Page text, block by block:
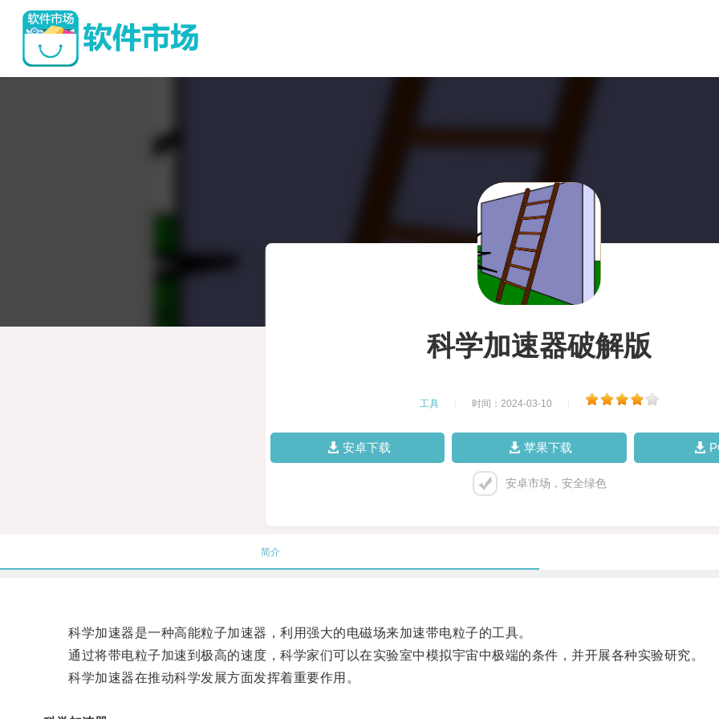
科学加速器破解版
工具 时间：2024-03-10
安卓下载 苹果下载
安卓市场，安全绿色
简介
科学加速器是一种高能粒子加速器，利用强大的电磁场来加速带电粒子的工具。
通过将带电粒子加速到极高的速度，科学家们可以在实验室中模拟宇宙中极端的条件，并开展各种实验研究。
科学加速器在推动科学发展方面发挥着重要作用。